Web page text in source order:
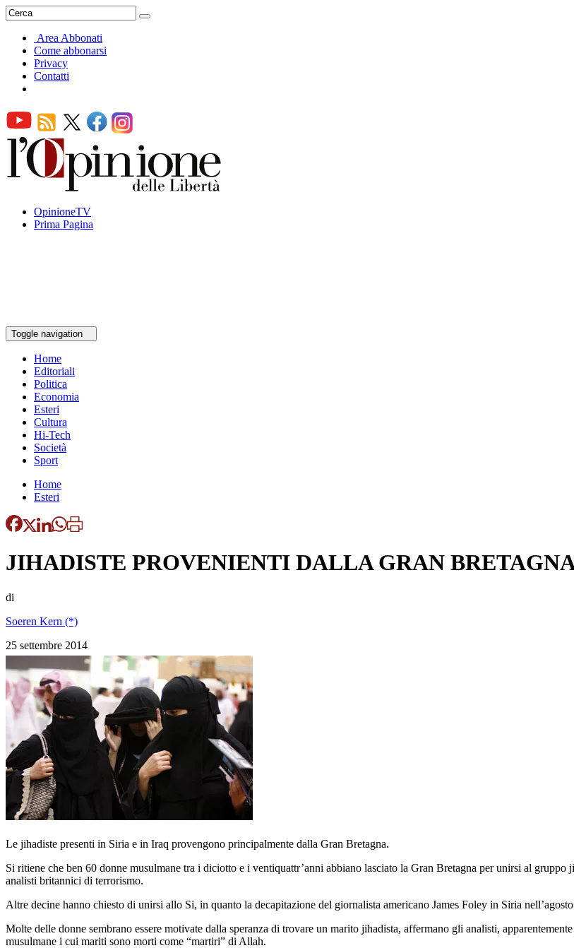
Area Abbonati
Come abbonarsi
Privacy
Contatti
OpinioneTV
Prima Pagina
Toggle navigation
Home
Editoriali
Politica
Economia
Esteri
Cultura
Hi-Tech
Società
Sport
Home
Esteri
JIHADISTE PROVENIENTI DALLA GRAN
di
Soeren Kern (*)
25 settembre 2014
Le jihadiste presenti in Siria e in Iraq provengono principalmente dalla Gran Bretagna.
Si ritiene che ben 60 donne musulmane tra i diciotto e i ventiquattr’anni abbiano lasciato la Gran Bretagna per unirsi al
analisti britannici di terrorismo.
Altre decine hanno chiesto di unirsi allo Si, in quanto la decapitazione del giornalista americano James Foley in Siria
Molte delle donne sembrano essere motivate dalla speranza di trovare un marito jihadista, affermano gli analisti,
musulmane i cui mariti sono morti come “martiri” di Allah.